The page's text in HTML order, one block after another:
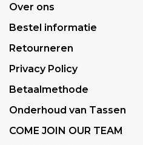
Over ons
Bestel informatie
Retourneren
Privacy Policy
Betaalmethode
Onderhoud van Tassen
COME JOIN OUR TEAM